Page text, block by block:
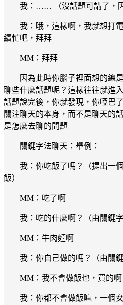
我：…… （沒話題可講了，
我：哦，這樣啊，我就想打
續忙吧，拜拜
MM：拜拜
因為此時你腦子裡面想的總
聊些什麼話題呢？這樣往往就進
話題說完後，你就發現，你啞巴
關注聊天的本身，而不是聊天的
是怎麼去聊的問題
關鍵字法聊天：舉例：
我：你吃飯了嗎？（提出一
飯）
MM：吃了啊
我：吃的什麼啊？（由關鍵字
MM：牛肉麵啊
我：你自己做的嗎？（由關鍵
MM：我不會做飯也，買的啊
我：你都不會做飯嘛，一個